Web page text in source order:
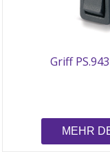
Griff
MEHR